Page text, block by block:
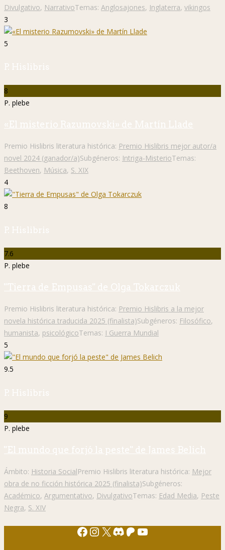
Divulgativo, NarrativoTemas: Anglosajones, Inglaterra, vikingos
3
5
P. Hislibris
8
P. plebe
«El misterio Razumovski» de Martín Llade
Premio Hislibris literatura histórica: Premio Hislibris mejor autor/a
novel 2024 (ganador/a)Subgéneros: Intriga-MisterioTemas:
Beethoven, Música, S. XIX
4
8
P. Hislibris
7.6
P. plebe
"Tierra de Empusas" de Olga Tokarczuk
Premio Hislibris literatura histórica: Premio Hislibris a la mejor
novela histórica traducida 2025 (finalista)Subgéneros: Filosófico,
humanista, psicológicoTemas: I Guerra Mundial
5
9.5
P. Hislibris
9
P. plebe
"El mundo que forjó la peste" de James Belich
Ámbito: Historia SocialPremio Hislibris literatura histórica: Mejor
obra de no ficción histórica 2025 (finalista)Subgéneros:
Académico, Argumentativo, DivulgativoTemas: Edad Media, Peste
Negra, S. XIV
Facebook
Instagram
X Discord
Patreon
YouTube